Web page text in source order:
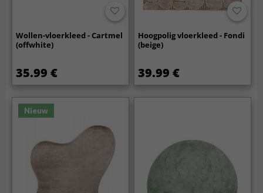
Wollen-vloerkleed - Cartmel
(offwhite)
35.99 €
Hoogpolig vloerkleed - Fondi
(beige)
39.99 €
Nieuw